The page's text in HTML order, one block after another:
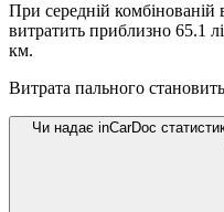
При середній комбінованій
витратить приблизно 65.1
км.
Витрата пального становить
Чи надає inCarDoc